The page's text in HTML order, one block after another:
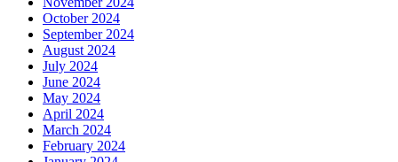
October 2024
September 2024
August 2024
July 2024
June 2024
May 2024
April 2024
March 2024
February 2024